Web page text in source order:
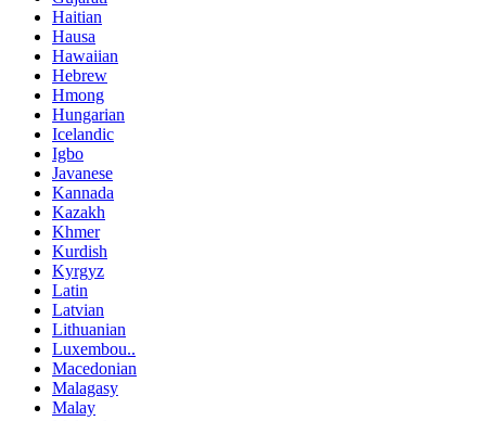
Haitian
Hausa
Hawaiian
Hebrew
Hmong
Hungarian
Icelandic
Igbo
Javanese
Kannada
Kazakh
Khmer
Kurdish
Kyrgyz
Latin
Latvian
Lithuanian
Luxembou..
Macedonian
Malagasy
Malay